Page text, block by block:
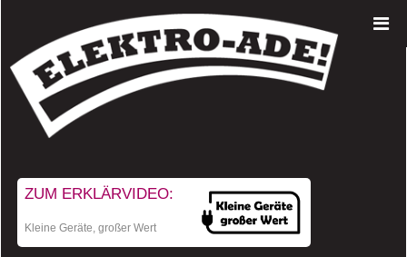
ZUM ERKLÄRVIDEO:
Kleine Geräte, großer Wert